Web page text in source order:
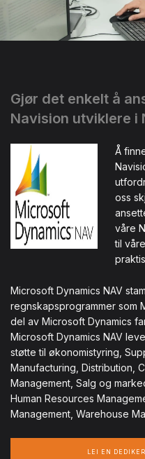
Gjør det enkelt å
Navision utviklere i
Å
oss
våre
til
Microsoft Dynamics NAV
regnskapsprogrammer som
del av Microsoft Dynamics
Microsoft Dynamics NAV
støtte til økonomistyring,
Manufacturing, Distribution,
Management, Salg og
Human Resources
Management, Warehouse
LEI EN